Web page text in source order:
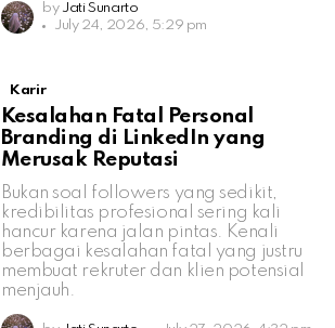
by Jati Sunarto
July 24, 2026, 5:29 pm
Karir
Kesalahan Fatal Personal
Branding di LinkedIn yang
Merusak Reputasi
Bukan soal followers yang sedikit,
kredibilitas profesional sering kali
hancur karena jalan pintas. Kenali
berbagai kesalahan fatal yang justru
membuat rekruter dan klien potensial
menjauh.